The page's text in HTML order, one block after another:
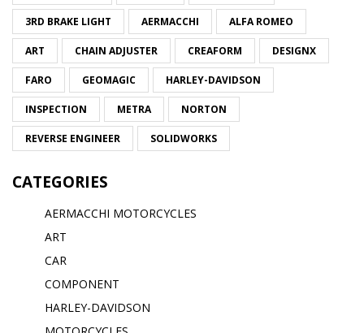
3RD BRAKE LIGHT AERMACCHI ALFA ROMEO
ART CHAIN ADJUSTER CREAFORM DESIGNX
FARO GEOMAGIC HARLEY-DAVIDSON
INSPECTION METRA NORTON
REVERSE ENGINEER SOLIDWORKS
CATEGORIES
AERMACCHI MOTORCYCLES
ART
CAR
COMPONENT
HARLEY-DAVIDSON